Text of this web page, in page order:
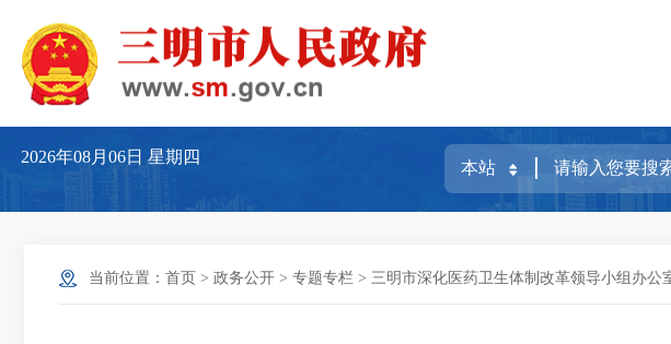
2026年08月06日星期四
当前位置： 首页 > 政务公开 > 专题专栏 > 三明市深化医药卫生体制改革领导小组办公